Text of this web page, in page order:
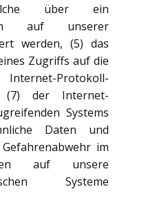
über ein
auf unserer
werden, (5) das
Zugriffs auf die
Protokoll-
(7) der Internet-
Systems
Daten und
im
auf unsere
Systeme